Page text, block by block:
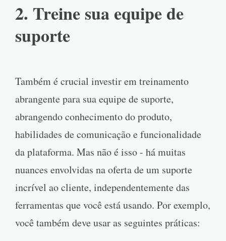
2. Treine sua equipe de
suporte
Também é crucial investir em treinamento
abrangente para sua equipe de suporte,
abrangendo conhecimento do produto,
habilidades de comunicação e funcionalidade
da plataforma. Mas não é isso - há muitas
nuances envolvidas na oferta de um suporte
incrível ao cliente, independentemente das
ferramentas que você está usando. Por exemplo,
você também deve usar as seguintes práticas: